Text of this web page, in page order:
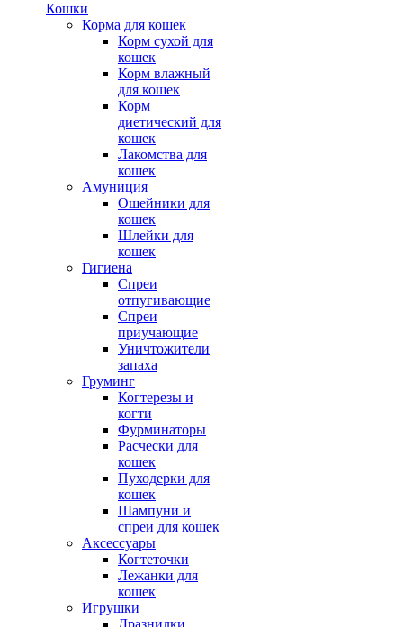
Кошки
Корма для кошек
Корм сухой для
кошек
Корм влажный
для кошек
Корм
диетический для
кошек
Лакомства для
кошек
Амуниция
Ошейники для
кошек
Шлейки для
кошек
Гигиена
Спреи
отпугивающие
Спреи
приучающие
Уничтожители
запаха
Груминг
Когтерезы и
когти
Фурминаторы
Расчески для
кошек
Пуходерки для
кошек
Шампуни и
спреи для кошек
Аксессуары
Когтеточки
Лежанки для
кошек
Игрушки
Дразнилки